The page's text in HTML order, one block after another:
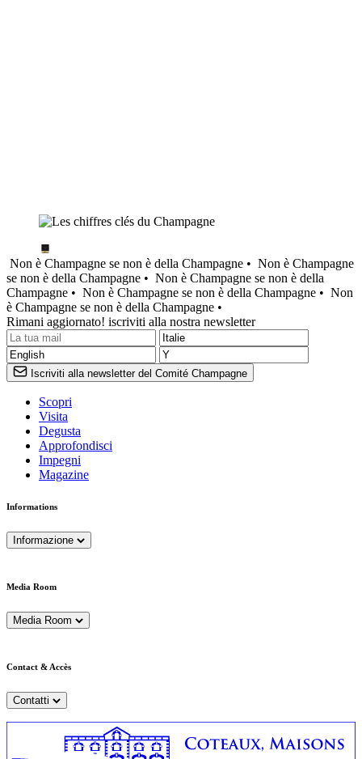
Non è Champagne se non è della Champagne • Non è Champagne
se non è della Champagne • Non è Champagne se non è della
Champagne • Non è Champagne se non è della Champagne • Non
è Champagne se non è della Champagne •
Rimani aggiornato! iscriviti alla nostra newsletter
Iscriviti alla newsletter del Comité Champagne
Scopri
Visita
Degusta
Approfondisci
Impegni
Magazine
Informations
Informazione
Media Room
Media Room
Contact & Accès
Contatti